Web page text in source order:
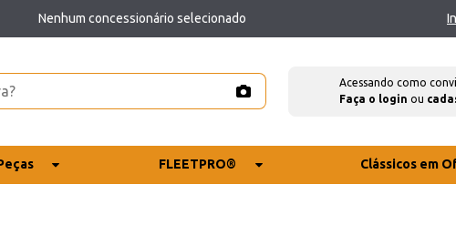
Nenhum concessionário selecionado
Acessando como
Faça o login ou
FLEETPRO® Clássicos em